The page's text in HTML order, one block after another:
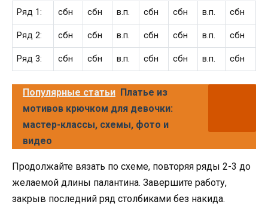
Ряд 1: сбн сбн в.п. сбн сбн в.п. сбн
Ряд 2: сбн сбн в.п. сбн сбн в.п. сбн
Ряд 3: сбн сбн в.п. сбн сбн в.п. сбн
Популярные статьи Платье из
мотивов крючком для девочки:
мастер-классы, схемы, фото и
видео
Продолжайте вязать по схеме, повторяя ряды 2-3 до
желаемой длины палантина. Завершите работу,
закрыв последний ряд столбиками без накида.